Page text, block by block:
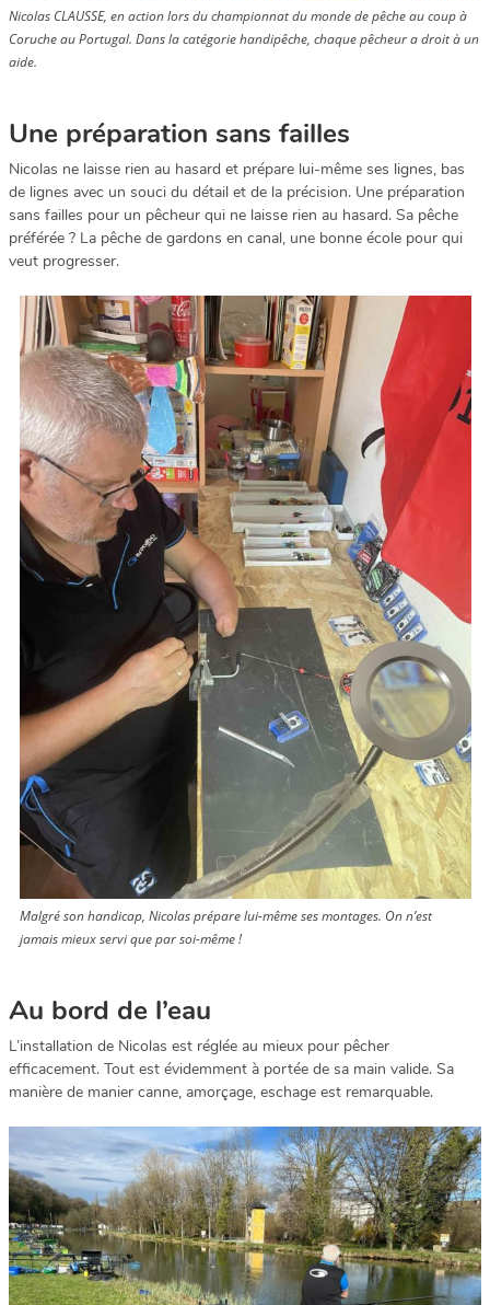
Nicolas CLAUSSE, en action lors du championnat du monde de pêche au coup à
Coruche au Portugal. Dans la catégorie handipêche, chaque pêcheur a droit à un
aide.
Une préparation sans failles
Nicolas ne laisse rien au hasard et prépare lui-même ses lignes, bas
de lignes avec un souci du détail et de la précision. Une préparation
sans failles pour un pêcheur qui ne laisse rien au hasard. Sa pêche
préférée ? La pêche de gardons en canal, une bonne école pour qui
veut progresser.
Malgré son handicap, Nicolas prépare lui-même ses montages. On n’est
jamais mieux servi que par soi-même !
Au bord de l’eau
L’installation de Nicolas est réglée au mieux pour pêcher
efficacement. Tout est évidemment à portée de sa main valide. Sa
manière de manier canne, amorçage, eschage est remarquable.